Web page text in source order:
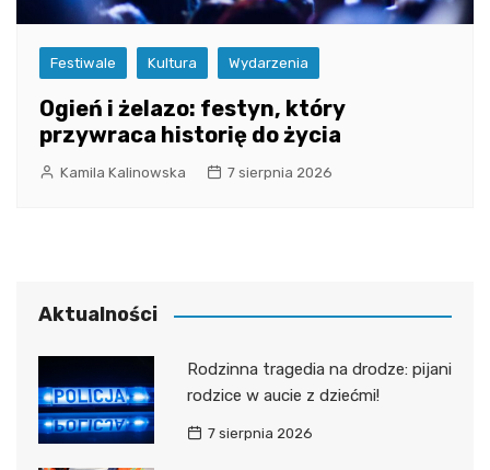
Festiwale Kultura Wydarzenia
Ogień i żelazo: festyn, który
przywraca historię do życia
Kamila Kalinowska 7 sierpnia 2026
Aktualności
Rodzinna tragedia na drodze: pijani
rodzice w aucie z dziećmi!
7 sierpnia 2026